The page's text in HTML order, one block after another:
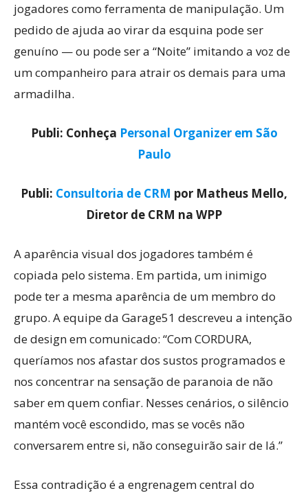
jogadores como ferramenta de manipulação. Um
pedido de ajuda ao virar da esquina pode ser
genuíno — ou pode ser a “Noite” imitando a voz de
um companheiro para atrair os demais para uma
armadilha.
Publi: Conheça Personal Organizer em São
Paulo
Publi: Consultoria de CRM por Matheus Mello,
Diretor de CRM na WPP
A aparência visual dos jogadores também é
copiada pelo sistema. Em partida, um inimigo
pode ter a mesma aparência de um membro do
grupo. A equipe da Garage51 descreveu a intenção
de design em comunicado: “Com CORDURA,
queríamos nos afastar dos sustos programados e
nos concentrar na sensação de paranoia de não
saber em quem confiar. Nesses cenários, o silêncio
mantém você escondido, mas se vocês não
conversarem entre si, não conseguirão sair de lá.”
Essa contradição é a engrenagem central do